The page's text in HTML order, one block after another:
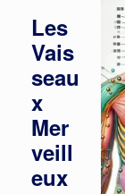
Les
Vais
seau
x
Mer
veill
eux